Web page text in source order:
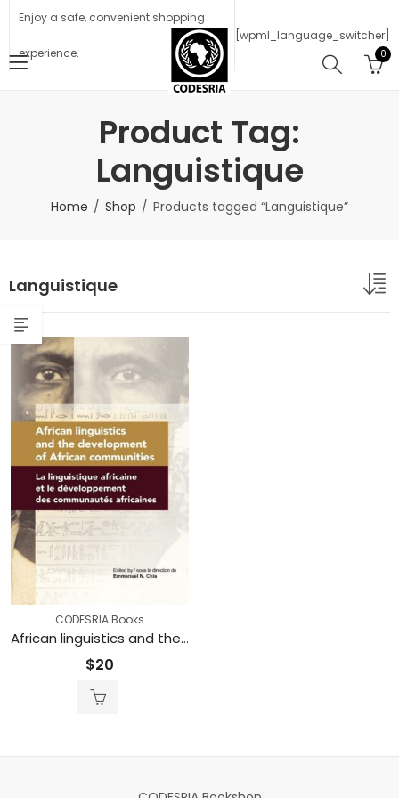
Enjoy a safe, convenient shopping
experience.
[wpml_language_switcher]
0
Product Tag:
Languistique
Home Shop Products tagged “Languistique”
Languistique
CODESRIA Books
African linguistics and the Development of African Communities / la linguistique africaine et le développement des communautés africaines (Printed)
$20